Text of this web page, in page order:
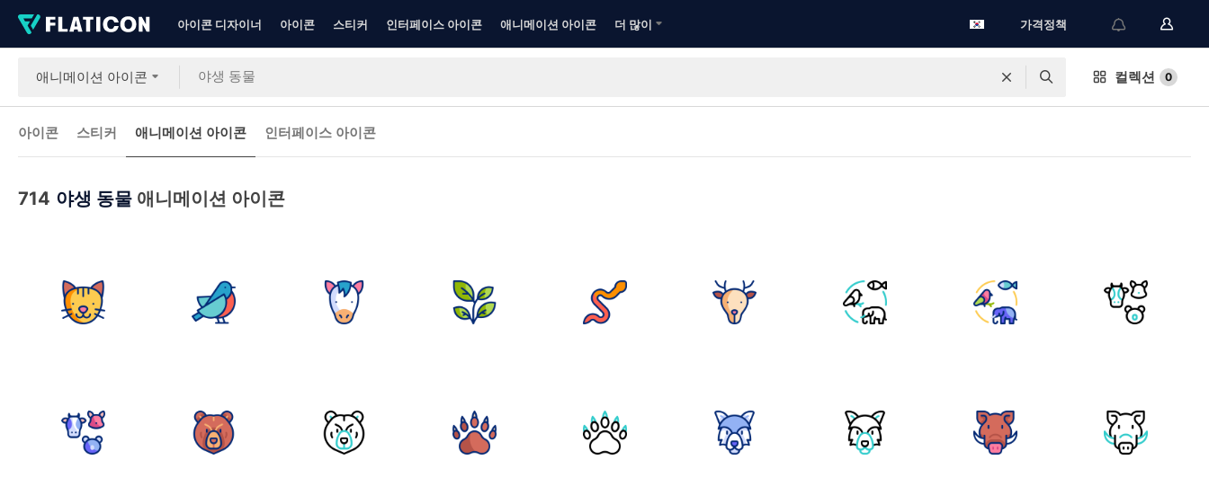
아이콘 디자이너 아이콘 스티커 인터페이스 아이콘 애니메이션 아이콘 더 많이 가격정책
애니메이션 아이콘 컬렉션 0
아이콘 스티커 애니메이션 아이콘 인터페이스 아이콘
714 야생 동물 애니메이션 아이콘